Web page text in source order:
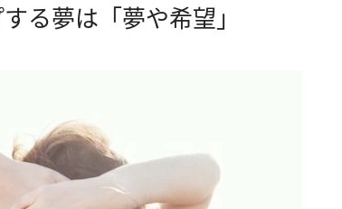
る夢は「夢や希望」